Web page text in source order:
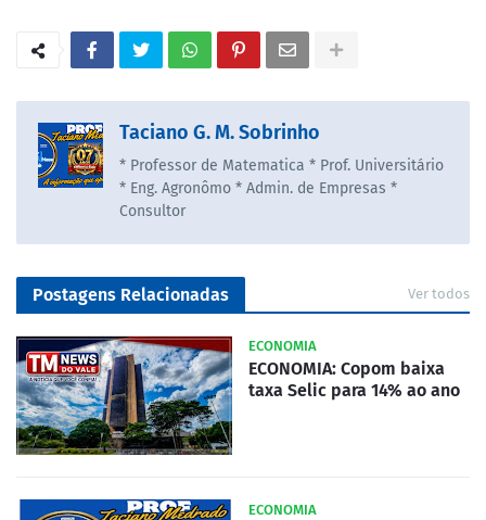
Taciano G. M. Sobrinho
* Professor de Matematica * Prof. Universitário
* Eng. Agronômo * Admin. de Empresas *
Consultor
Postagens Relacionadas Ver todos
ECONOMIA
ECONOMIA: Copom baixa
taxa Selic para 14% ao ano
ECONOMIA